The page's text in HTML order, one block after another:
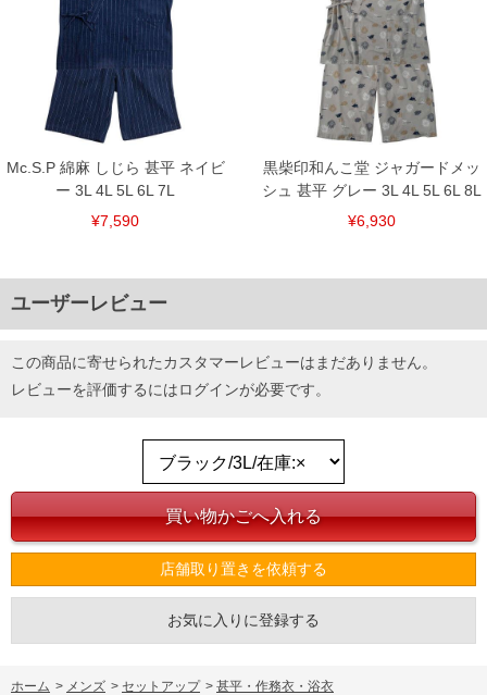
Mc.S.P 綿麻 しじら 甚平 ネイビ
ー 3L 4L 5L 6L 7L
¥7,590
黒柴印和んこ堂 ジャガードメッ
シュ 甚平 グレー 3L 4L 5L 6L 8L
¥6,930
ユーザーレビュー
この商品に寄せられたカスタマーレビューはまだありません。
レビューを評価するにはログインが必要です。
店舗取り置きを依頼する
お気に入りに登録する
ホーム > メンズ > セットアップ > 甚平・作務衣・浴衣